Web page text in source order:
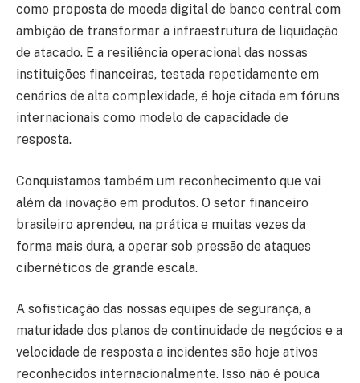
como proposta de moeda digital de banco central com
ambição de transformar a infraestrutura de liquidação
de atacado. E a resiliência operacional das nossas
instituições financeiras, testada repetidamente em
cenários de alta complexidade, é hoje citada em fóruns
internacionais como modelo de capacidade de
resposta.
Conquistamos também um reconhecimento que vai
além da inovação em produtos. O setor financeiro
brasileiro aprendeu, na prática e muitas vezes da
forma mais dura, a operar sob pressão de ataques
cibernéticos de grande escala.
A sofisticação das nossas equipes de segurança, a
maturidade dos planos de continuidade de negócios e a
velocidade de resposta a incidentes são hoje ativos
reconhecidos internacionalmente. Isso não é pouca